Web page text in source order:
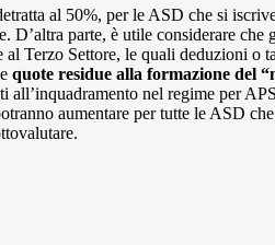
al 50%, per le ASD che si
D’altra parte, è utile considerare
Terzo Settore, le quali deduzioni o
quote residue alla formazione del
all’inquadramento nel regime per
aumentare per tutte le ASD